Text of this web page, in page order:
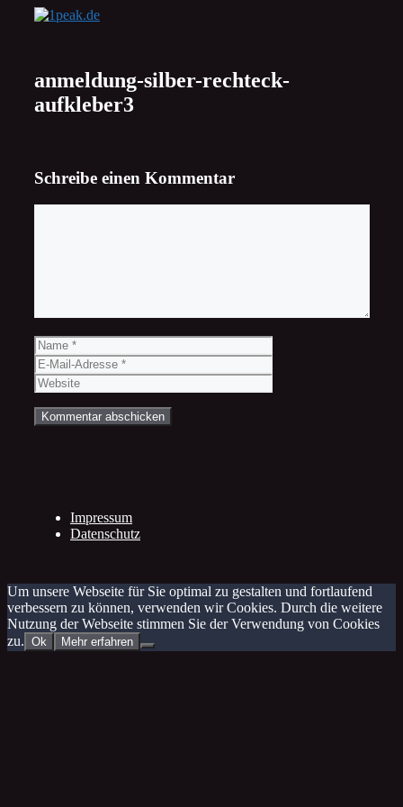
anmeldung-silber-rechteck-
aufkleber3
Schreibe einen Kommentar
Name
Mail-
Adresse
Impressum
Datenschutz
Um unsere Webseite für Sie optimal zu gestalten und fortlaufend
verbessern zu können, verwenden wir Cookies. Durch die weitere
Nutzung der Webseite stimmen Sie der Verwendung von Cookies
zu. Ok Mehr erfahren